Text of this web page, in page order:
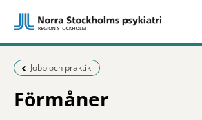
Föregående sida:
Jobb och praktik
Förmåner